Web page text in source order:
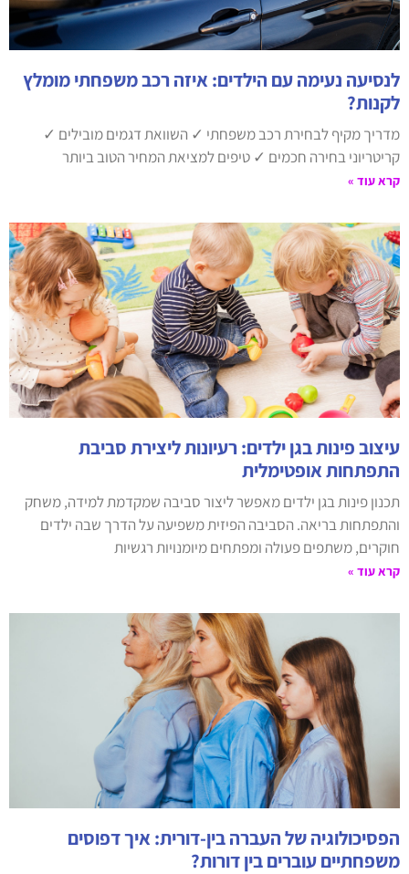
לנסיעה נעימה עם הילדים: איזה רכב משפחתי מומלץ
לקנות?
מדריך מקיף לבחירת רכב משפחתי ✓ השוואת דגמים מובילים ✓
קריטריוני בחירה חכמים ✓ טיפים למציאת המחיר הטוב ביותר
קרא עוד »
עיצוב פינות בגן ילדים: רעיונות ליצירת סביבת
התפתחות אופטימלית
תכנון פינות בגן ילדים מאפשר ליצור סביבה שמקדמת למידה, משחק
והתפתחות בריאה. הסביבה הפיזית משפיעה על הדרך שבה ילדים
חוקרים, משתפים פעולה ומפתחים מיומנויות רגשיות
קרא עוד »
הפסיכולוגיה של העברה בין-דורית: איך דפוסים
משפחתיים עוברים בין דורות?